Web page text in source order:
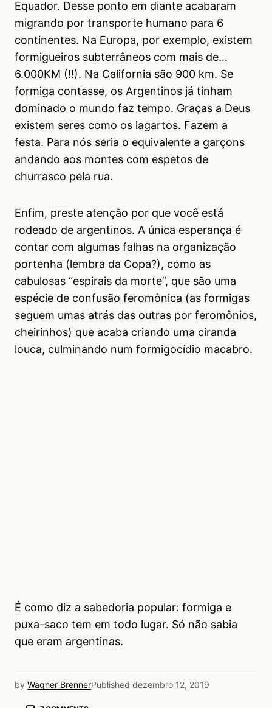
Equador. Desse ponto em diante acabaram
migrando por transporte humano para 6
continentes. Na Europa, por exemplo, existem
formigueiros subterrâneos com mais de…
6.000KM (!!). Na California são 900 km. Se
formiga contasse, os Argentinos já tinham
dominado o mundo faz tempo. Graças a Deus
existem seres como os lagartos. Fazem a
festa. Para nós seria o equivalente a garçons
andando aos montes com espetos de
churrasco pela rua.
Enfim, preste atenção por que você está
rodeado de argentinos. A única esperança é
contar com algumas falhas na organização
portenha (lembra da Copa?), como as
cabulosas “espirais da morte”, que são uma
espécie de confusão feromônica (as formigas
seguem umas atrás das outras por feromônios,
cheirinhos) que acaba criando uma ciranda
louca, culminando num formigocídio macabro.
É como diz a sabedoria popular: formiga e
puxa-saco tem em todo lugar. Só não sabia
que eram argentinas.
by Wagner BrennerPublished dezembro 12, 2019